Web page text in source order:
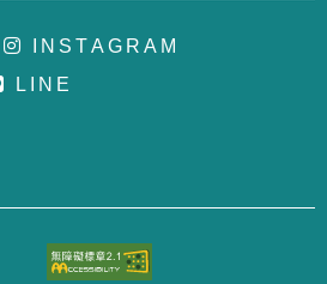
N S TA G R A M
L N E